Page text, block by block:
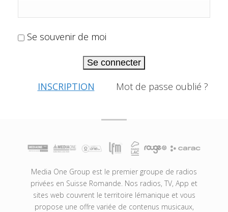
Se souvenir de moi
Se connecter
INSCRIPTION Mot de passe oublié ?
Media One Group est le premier groupe de radios
privées en Suisse Romande. Nos radios, TV, App et
sites web couvrent le territoire lémanique et vous
propose une offre variée de contenus musicaux,